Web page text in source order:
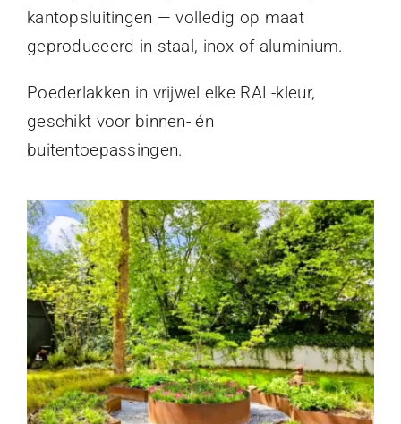
kantopsluitingen — volledig op maat
geproduceerd in staal, inox of aluminium.
Poederlakken in vrijwel elke RAL-kleur,
geschikt voor binnen- én
buitentoepassingen.